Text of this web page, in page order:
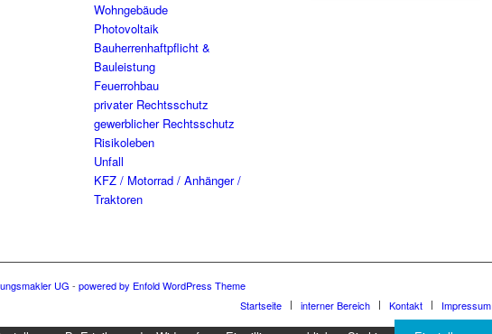
Wohngebäude
Photovoltaik
Bauherrenhaftpflicht &
Bauleistung
Feuerrohbau
privater Rechtsschutz
gewerblicher Rechtsschutz
Risikoleben
Unfall
KFZ / Motorrad / Anhänger /
Traktoren
UG - powered by Enfold WordPress Theme
Startseite
interner Bereich Kontakt Impressum